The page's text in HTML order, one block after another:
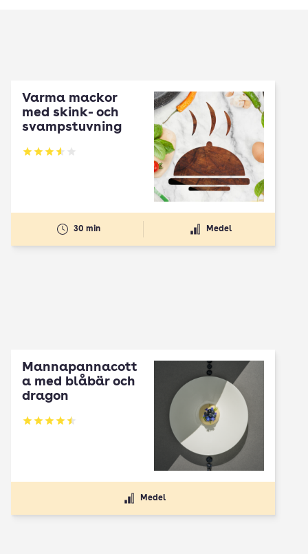
Varma mackor
med skink- och
svampstuvning
Betyg: 3.55 av 5
30 min Medel
Mannapannacott
a med blåbär och
dragon
Betyg: 4.5 av 5
Medel